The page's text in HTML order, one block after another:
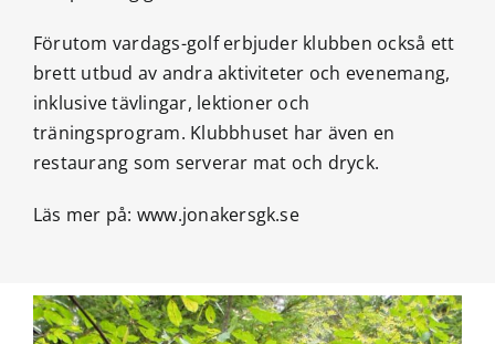
Förutom vardags-golf erbjuder klubben också ett
brett utbud av andra aktiviteter och evenemang,
inklusive tävlingar, lektioner och
träningsprogram. Klubbhuset har även en
restaurang som serverar mat och dryck.
Läs mer på: www.jonakersgk.se